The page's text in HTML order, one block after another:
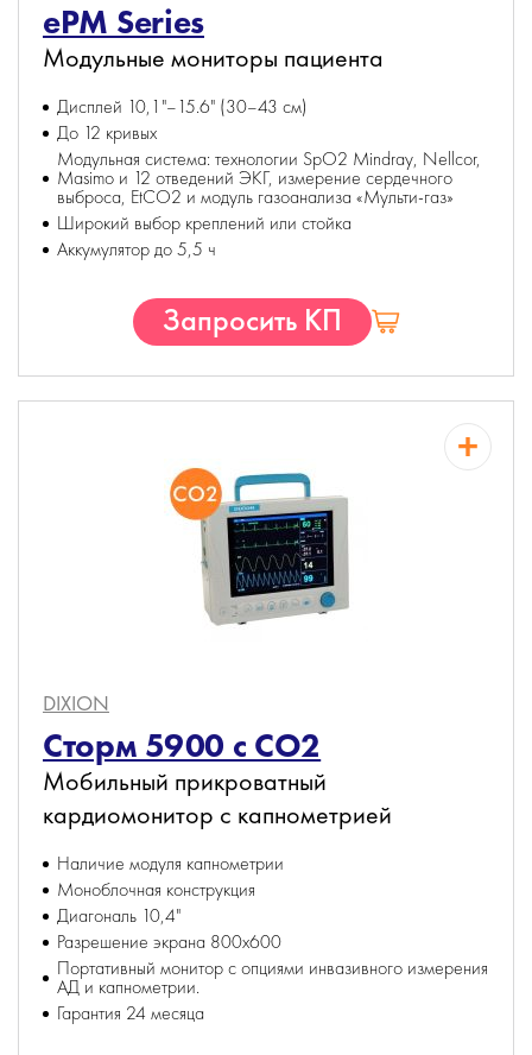
ePM Series
Модульные мониторы пациента
Дисплей 10,1"–15.6" (30–43 см)
До 12 кривых
Модульная система: технологии SpO2 Mindray, Nellcor,
Masimo и 12 отведений ЭКГ, измерение сердечного
выброса, EtCO2 и модуль газоанализа «Мульти-газ»
Широкий выбор креплений или стойка
Аккумулятор до 5,5 ч
Запросить КП
DIXION
Сторм 5900 c CO2
Мобильный прикроватный
кардиомонитор с капнометрией
Наличие модуля капнометрии
Моноблочная конструкция
Диагональ 10,4"
Разрешение экрана 800х600
Портативный монитор с опциями инвазивного измерения
АД и капнометрии.
Гарантия 24 месяца